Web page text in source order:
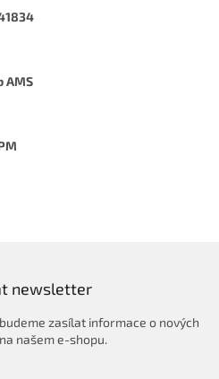
AMS
newsletter
zasílat informace o nových
našem e-shopu.